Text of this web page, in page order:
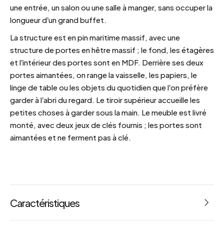
une entrée, un salon ou une salle à manger, sans occuper la
longueur d’un grand buffet.
La structure est en pin maritime massif, avec une
structure de portes en hêtre massif ; le fond, les étagères
et l’intérieur des portes sont en MDF. Derrière ses deux
portes aimantées, on range la vaisselle, les papiers, le
linge de table ou les objets du quotidien que l’on préfère
garder à l’abri du regard. Le tiroir supérieur accueille les
petites choses à garder sous la main. Le meuble est livré
monté, avec deux jeux de clés fournis ; les portes sont
aimantées et ne ferment pas à clé.
Caractéristiques